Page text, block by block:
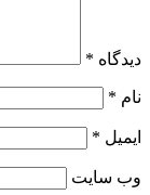
دیدگاه *
نام *
ایمیل *
وب‌ سایت